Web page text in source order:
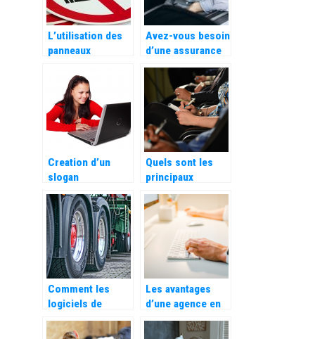
L’utilisation des
panneaux
dans les
entreprises
Avez-vous besoin
d’une assurance
auto tous risques
Creation d’un
slogan
publicitaire
accrocheur :
comment faire ?
Quels sont les
principaux
composants
d’une formation
mixte ?
Comment les
logiciels de
transport et de
logistique
Les avantages
d’une agence en
communication
digitale pour